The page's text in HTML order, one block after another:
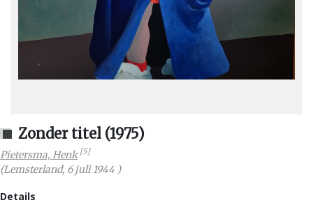
Zonder titel (1975)
Pietersma, Henk [5]
(Lemsterland, 6 juli 1944 )
Details